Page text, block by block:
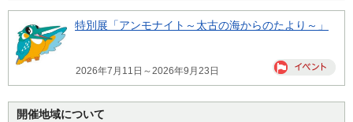
特別展「アンモナイト～太古の海からのたより～」
2026年7月11日～2026年9月23日
開催地域について